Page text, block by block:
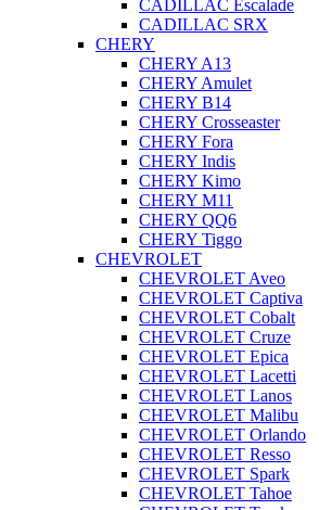
CADILLAC Escalade
CADILLAC SRX
CHERY
CHERY A13
CHERY Amulet
CHERY B14
CHERY Crosseaster
CHERY Fora
CHERY Indis
CHERY Kimo
CHERY M11
CHERY QQ6
CHERY Tiggo
CHEVROLET
CHEVROLET Aveo
CHEVROLET Captiva
CHEVROLET Cobalt
CHEVROLET Cruze
CHEVROLET Epica
CHEVROLET Lacetti
CHEVROLET Lanos
CHEVROLET Malibu
CHEVROLET Orlando
CHEVROLET Resso
CHEVROLET Spark
CHEVROLET Tahoe